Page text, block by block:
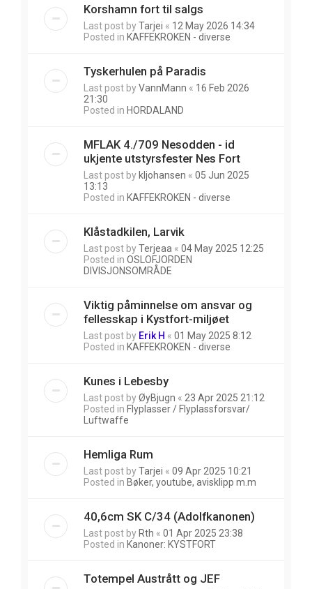
Korshamn fort til salgs
Last post byTarjei « 12 May 2026 14:34
Posted in KAFFEKROKEN - diverse
Tyskerhulen på Paradis
Last post byVannMann « 16 Feb 2026
21:30
Posted in HORDALAND
MFLAK 4./709 Nesodden - id
ukjente utstyrsfester Nes Fort
Last post by kljohansen « 05 Jun 2025
13:13
Posted in KAFFEKROKEN - diverse
Klåstadkilen, Larvik
Last post byTerjeaa « 04 May 2025 12:25
Posted in OSLOFJORDEN
DIVISJONSOMRÅDE
Viktig påminnelse om ansvar og
fellesskap i Kystfort-miljøet
Last post by Erik H « 01 May 2025 8:12
Posted in KAFFEKROKEN - diverse
Kunes i Lebesby
Last post byØyBjugn « 23 Apr 2025 21:12
Posted in Flyplasser / Flyplassforsvar/
Luftwaffe
Hemliga Rum
Last post byTarjei « 09 Apr 2025 10:21
Posted in Bøker, youtube, avisklipp m.m
40,6cm SK C/34 (Adolfkanonen)
Last post by Rth « 01 Apr 2025 23:38
Posted in Kanoner: KYSTFORT
Totempel Austrått og JEF